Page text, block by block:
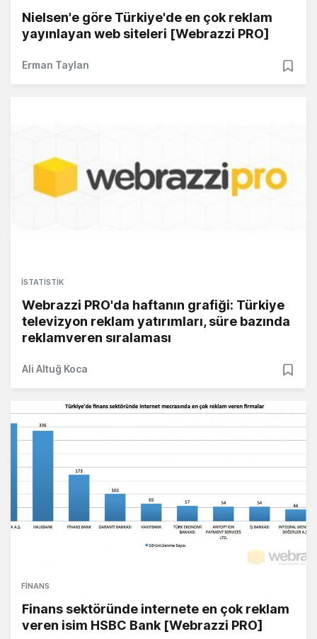
Nielsen'e göre Türkiye'de en çok reklam
yayınlayan web siteleri [Webrazzi PRO]
Erman Taylan
İSTATISTIK
Webrazzi PRO'da haftanın grafiği: Türkiye
televizyon reklam yatırımları, süre bazında
reklamveren sıralaması
Ali Altuğ Koca
FINANS
Finans sektöründe internete en çok reklam
veren isim HSBC Bank [Webrazzi PRO]